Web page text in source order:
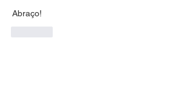
Abraço!